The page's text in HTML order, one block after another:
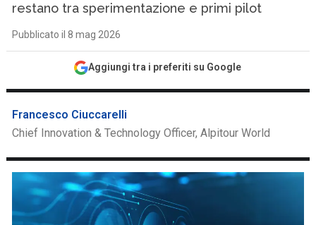
restano tra sperimentazione e primi pilot
Pubblicato il 8 mag 2026
Aggiungi tra i preferiti su Google
Francesco Ciuccarelli
Chief Innovation & Technology Officer, Alpitour World